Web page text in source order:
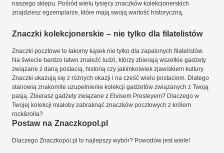
naszego sklepu. Pośród wielu tysięcy znaczków kolekcjonerskich
znajdziesz egzemplarze, które mają swoją wartość historyczną.
Znaczki kolekcjonerskie – nie tylko dla filatelistów
Znaczki pocztowe to łakomy kąsek nie tylko dla zapalonych filatelistów.
Na świecie bardzo łatwo znaleźć ludzi, którzy zbierają wszelkie gadżety
związane z daną postacią, historią czy jakimkolwiek zjawiskiem kultury.
Znaczki ukazują się z różnych okazji i na cześć wielu postaciom. Dlatego
stanowią znakomite uzupełnienie kolekcji gadżetów związanych z Twoją
pasją. Zbierasz gadżety związane z Elvisem Presleyem? Dlaczego w
Twojej kolekcji miałoby zabraknąć znaczków pocztowych z królem
rock&rolla?
Postaw na Znaczkopol.pl
Dlaczego Znaczkopol.pl to najlepszy wybór? Powodów jest wiele!